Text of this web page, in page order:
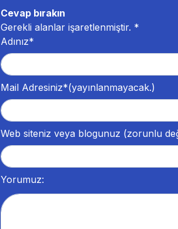
Cevap bırakın
Gerekli alanlar işaretlenmiştir. *
Adınız*
Mail Adresiniz*(yayınlanmayacak.)
Web siteniz veya blogunuz (zorunlu
Yorumuz: